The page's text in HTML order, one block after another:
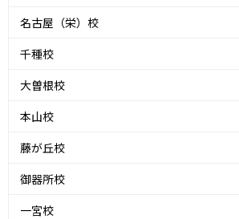
名古屋（栄）校
千種校
大曽根校
本山校
藤が丘校
御器所校
一宮校